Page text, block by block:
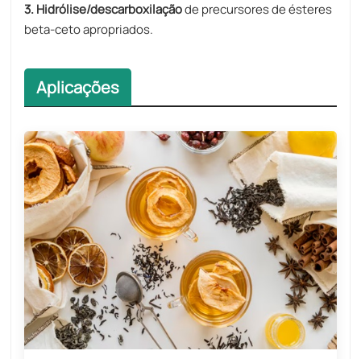
3. Hidrólise/descarboxilaçãode precursores de ésteres
beta-ceto apropriados.
Aplicações